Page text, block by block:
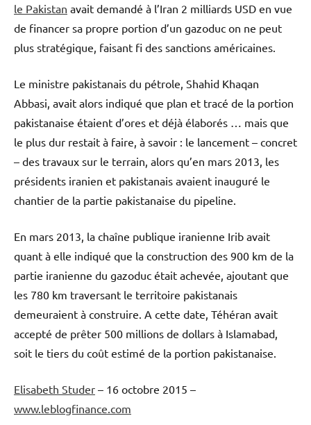
le Pakistan avait demandé à l’Iran 2 milliards USD en vue
de financer sa propre portion d’un gazoduc on ne peut
plus stratégique, faisant fi des sanctions américaines.
Le ministre pakistanais du pétrole, Shahid Khaqan
Abbasi, avait alors indiqué que plan et tracé de la portion
pakistanaise étaient d’ores et déjà élaborés … mais que
le plus dur restait à faire, à savoir : le lancement – concret
– des travaux sur le terrain, alors qu’en mars 2013, les
présidents iranien et pakistanais avaient inauguré le
chantier de la partie pakistanaise du pipeline.
En mars 2013, la chaîne publique iranienne Irib avait
quant à elle indiqué que la construction des 900 km de la
partie iranienne du gazoduc était achevée, ajoutant que
les 780 km traversant le territoire pakistanais
demeuraient à construire. A cette date, Téhéran avait
accepté de prêter 500 millions de dollars à Islamabad,
soit le tiers du coût estimé de la portion pakistanaise.
Elisabeth Studer – 16 octobre 2015 –
www.leblogfinance.com